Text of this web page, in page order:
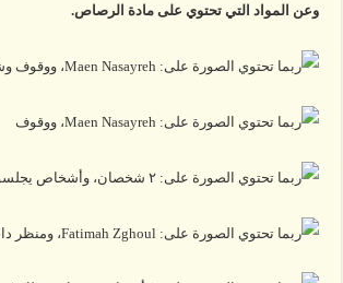
وعن المواد التي تحتوي على مادة الرصاص.